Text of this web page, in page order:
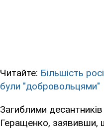
Читайте: Більшість
були "добровольцями"
Загиблими
Геращенко, заявивши,